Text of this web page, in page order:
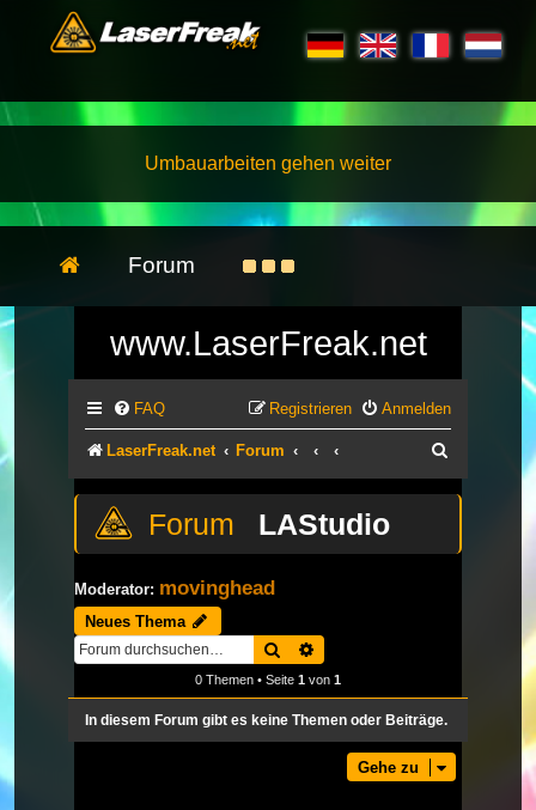
Umbauarbeiten gehen weiter
Forum
www.LaserFreak.net
FAQ Anmelden
Registrieren
LaserFreak.net Forum
LAStudio
Moderator: movinghead
Neues Thema
Suche
0 Themen • Seite 1 von 1
In diesem Forum gibt es keine Themen oder Beiträge.
Gehe zu